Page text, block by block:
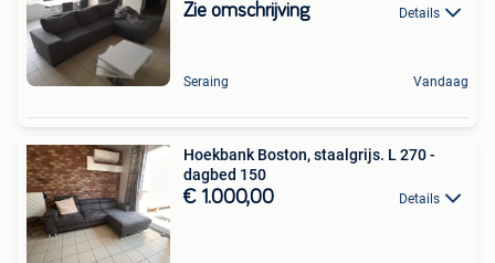
Zie omschrijving Details
Seraing Vandaag
Hoekbank Boston, staalgrijs. L 270 -
dagbed 150
€ 1.000,00 Details